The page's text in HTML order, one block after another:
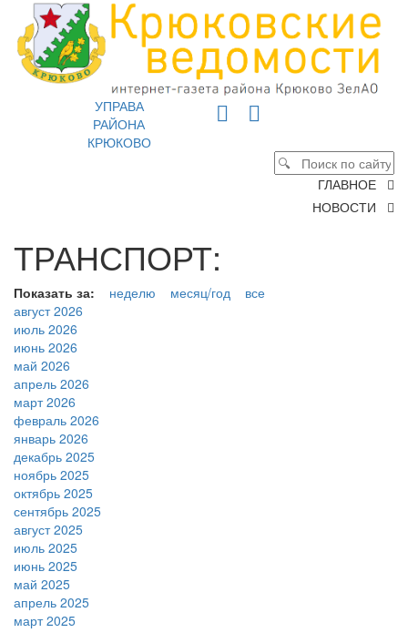
УПРАВА
РАЙОНА
КРЮКОВО
ГЛАВНОЕ
НОВОСТИ
ТРАНСПОРТ:
Показать за: неделю месяц/год
все
август 2026
июль 2026
июнь 2026
май 2026
апрель 2026
март 2026
февраль 2026
январь 2026
декабрь 2025
ноябрь 2025
октябрь 2025
сентябрь 2025
август 2025
июль 2025
июнь 2025
май 2025
апрель 2025
март 2025